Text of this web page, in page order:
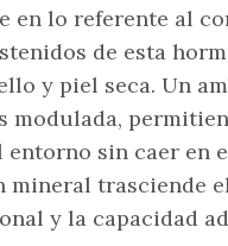
en lo referente al
de esta
y piel seca. Un
modulada,
entorno sin caer en
mineral trasciende
y la capacidad